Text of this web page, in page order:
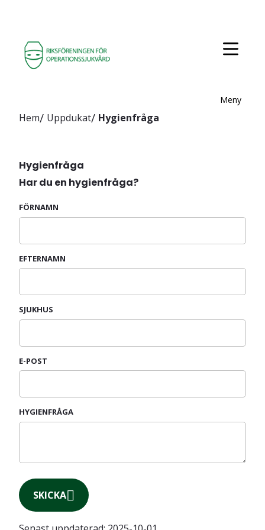
Meny
Hem Uppdukat Hygienfråga
Hygienfråga
Har du en hygienfråga?
FÖRNAMN
EFTERNAMN
SJUKHUS
E-POST
HYGIENFRÅGA
SKICKA